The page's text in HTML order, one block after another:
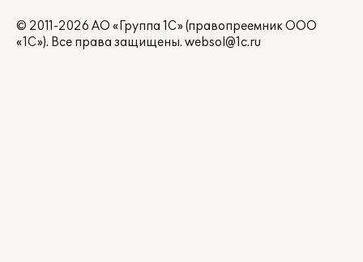
© 2011-2026 АО «Группа 1С» (правопреемник ООО
«1С»). Все права защищены. websol@1c.ru